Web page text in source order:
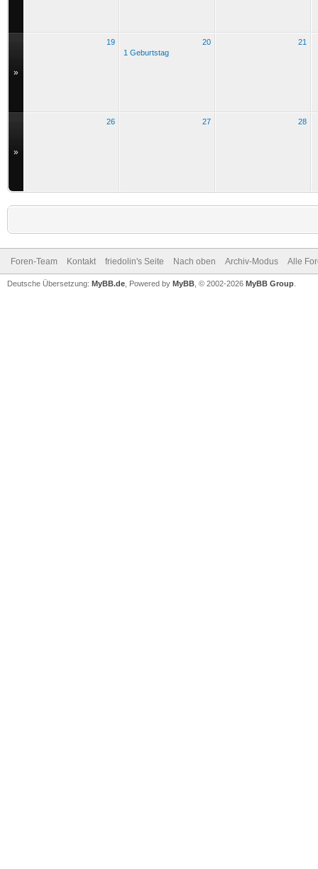
»
19
20
1 Geburtstag
21
»
26 27 28
Foren-Team Kontakt friedolin's Seite Nach oben Archiv-Modus Alle
Deutsche Übersetzung: MyBB.de , Powered by MyBB , © 2002-2026 MyBB Group